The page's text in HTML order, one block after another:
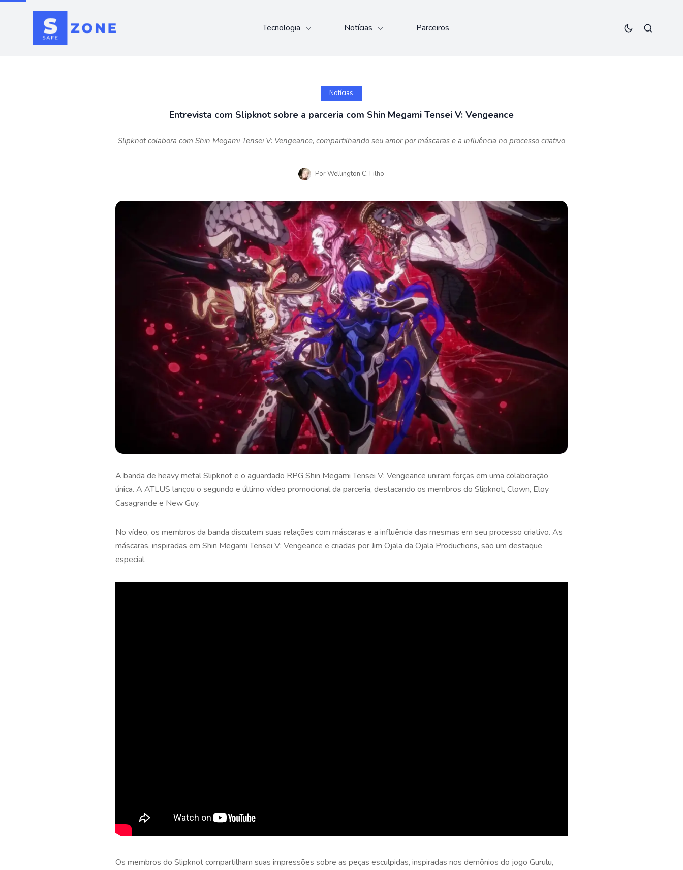
Tecnologia Notícias Parceiros
Notícias
Entrevista com Slipknot sobre a parceria com Shin Megami Tensei V: Vengeance
Slipknot colabora com Shin Megami Tensei V: Vengeance, compartilhando seu amor por máscaras e a influência no processo criativo
PorWellington C. Filho
A banda de heavy metal Slipknot e o aguardado RPG Shin Megami Tensei V: Vengeance uniram forças em uma colaboração
única. A ATLUS lançou o segundo e último vídeo promocional da parceria, destacando os membros do Slipknot, Clown, Eloy
Casagrande e New Guy.
No vídeo, os membros da banda discutem suas relações com máscaras e a influência das mesmas em seu processo criativo. As
máscaras, inspiradas em Shin Megami Tensei V: Vengeance e criadas por Jim Ojala da Ojala Productions, são um destaque
especial.
Os membros do Slipknot compartilham suas impressões sobre as peças esculpidas, inspiradas nos demônios do jogo Gurulu,